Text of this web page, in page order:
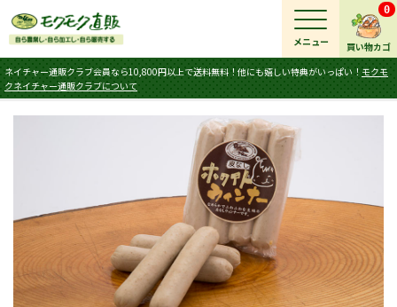
買い物カゴ
0
ネイチャー通販クラブ会員なら10,800円以上で送料無料！他にも嬉しい特典がいっぱい！ モクモ
クネイチャー通販クラブについて
メニュー